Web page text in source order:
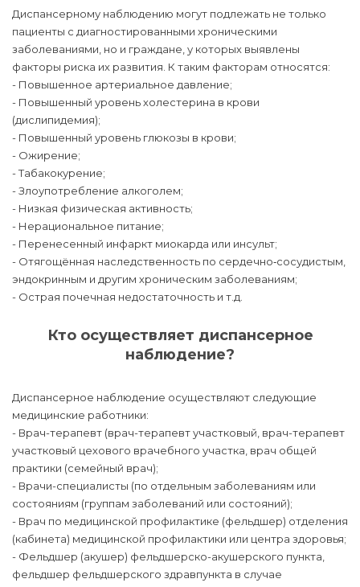
Диспансерному наблюдению могут подлежать не только
пациенты с диагностированными хроническими
заболеваниями, но и граждане, у которых выявлены
факторы риска их развития. К таким факторам относятся:
- Повышенное артериальное давление;
- Повышенный уровень холестерина в крови
(дислипидемия);
- Повышенный уровень глюкозы в крови;
- Ожирение;
- Табакокурение;
- Злоупотребление алкоголем;
- Низкая физическая активность;
- Нерациональное питание;
- Перенесенный инфаркт миокарда или инсульт;
- Отягощённая наследственность по сердечно‑сосудистым,
эндокринным и другим хроническим заболеваниям;
- Острая почечная недостаточность и т.д.
Кто осуществляет диспансерное
наблюдение?
Диспансерное наблюдение осуществляют следующие
медицинские работники:
- Врач-терапевт (врач-терапевт участковый, врач-терапевт
участковый цехового врачебного участка, врач общей
практики (семейный врач);
- Врачи-специалисты (по отдельным заболеваниям или
состояниям (группам заболеваний или состояний);
- Врач по медицинской профилактике (фельдшер) отделения
(кабинета) медицинской профилактики или центра здоровья;
- Фельдшер (акушер) фельдшерско-акушерского пункта,
фельдшер фельдшерского здравпункта в случае